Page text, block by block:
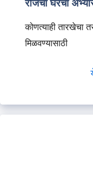
रोजचा घरचा
कोणत्याही तारखेचा
मिळवण्यासाठी